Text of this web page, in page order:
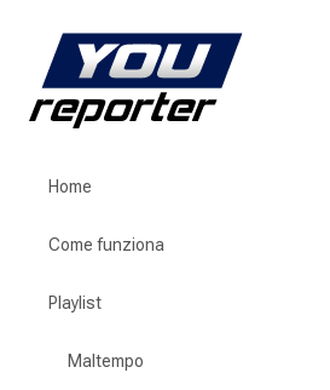
Home
Come funziona
Playlist
Maltempo